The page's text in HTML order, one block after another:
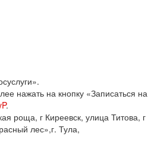
нажать на кнопку «Записаться на
.
роща, г Киреевск, улица Титова, г
лес»,г. Тула,